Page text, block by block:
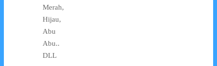
Merah,
Hijau,
Abu
Abu..
DLL